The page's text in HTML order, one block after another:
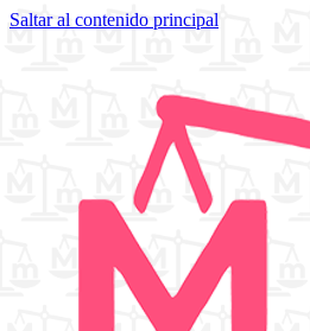
Saltar al contenido principal